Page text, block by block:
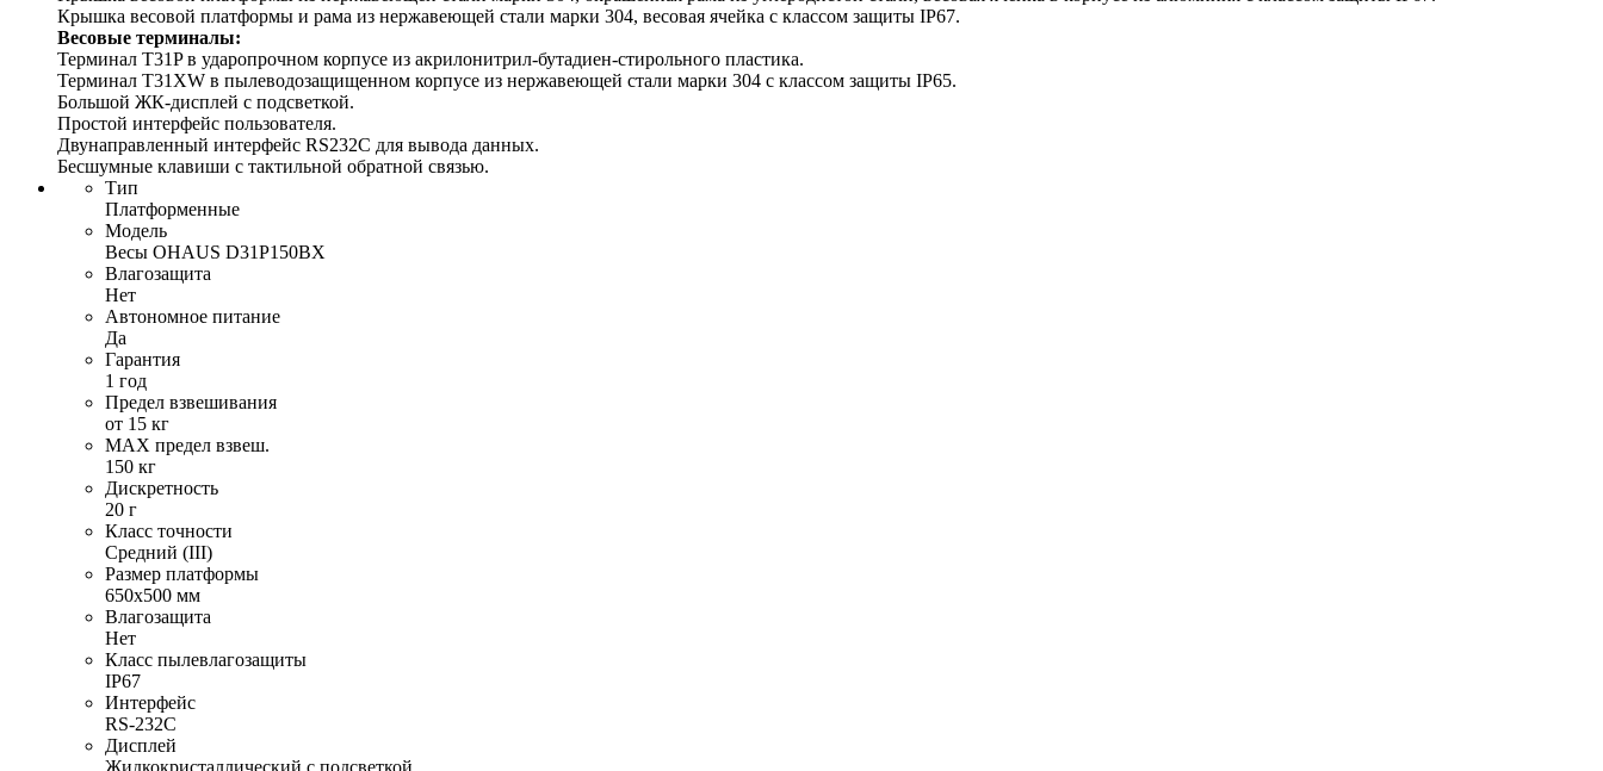
Крышка весовой платформы и рама из нержавеющей стали марки 304, весовая ячейка с классом защиты IP67.
Весовые терминалы:
Терминал T31P в ударопрочном корпусе из акрилонитрил-бутадиен-стирольного пластика.
Терминал T31XW в пылеводозащищенном корпусе из нержавеющей стали марки 304 с классом защиты IP65.
Большой ЖК-дисплей с подсветкой.
Простой интерфейс пользователя.
Двунаправленный интерфейс RS232C для вывода данных.
Бесшумные клавиши с тактильной обратной связью.
Тип
Платформенные
Модель
Весы OHAUS D31P150BX
Влагозащита
Нет
Автономное питание
Да
Гарантия
1 год
Предел взвешивания
от 15 кг
MAX предел взвеш.
150 кг
Дискретность
20 г
Класс точности
Средний (III)
Размер платформы
650х500 мм
Влагозащита
Нет
Класс пылевлагозащиты
IP67
Интерфейс
RS-232C
Дисплей